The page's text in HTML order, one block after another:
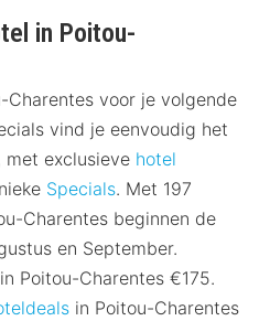
in Poitou-
Charentes voor je volgende
vind je eenvoudig het
exclusieve hotel
Specials. Met 197
Charentes beginnen de
en September.
Poitou-Charentes €175.
in Poitou-Charentes